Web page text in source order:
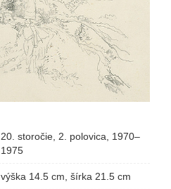
20. storočie, 2. polovica, 1970–
1975
výška 14.5 cm, šírka 21.5 cm